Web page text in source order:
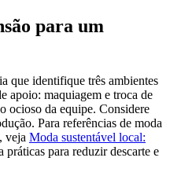
para um
que identifique três ambientes
apoio: maquiagem e troca de
ocioso da equipe. Considere
Para referências de moda
veja Moda sustentável local:
práticas para reduzir descarte e